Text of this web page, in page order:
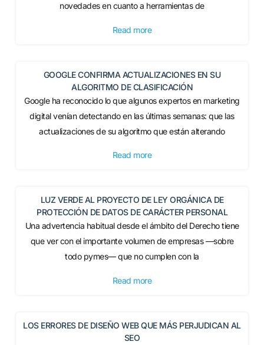
novedades en cuanto a herramientas de
Read more
GOOGLE CONFIRMA ACTUALIZACIONES EN SU
ALGORITMO DE CLASIFICACIÓN
Google ha reconocido lo que algunos expertos en marketing
digital venían detectando en las últimas semanas: que las
actualizaciones de su algoritmo que están alterando
Read more
LUZ VERDE AL PROYECTO DE LEY ORGÁNICA DE
PROTECCIÓN DE DATOS DE CARÁCTER PERSONAL
Una advertencia habitual desde el ámbito del Derecho tiene
que ver con el importante volumen de empresas —sobre
todo pymes— que no cumplen con la
Read more
LOS ERRORES DE DISEÑO WEB QUE MÁS PERJUDICAN AL
SEO